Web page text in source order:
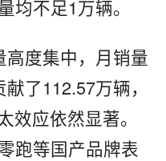
均不足1万辆。
度集中，月销量
了112.57万辆，
效应依然显著。
跑等国产品牌表